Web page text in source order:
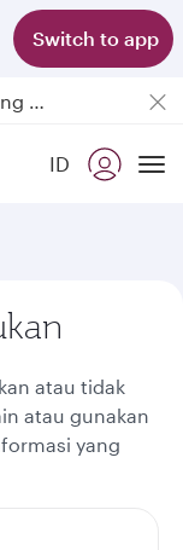
Switch to app
Passengers flying between Doha and Auckland on QR914 and QR915
18 June 2026: Updates on Travelling with Power Banks
ID
atau tidak
atau gunakan
yang